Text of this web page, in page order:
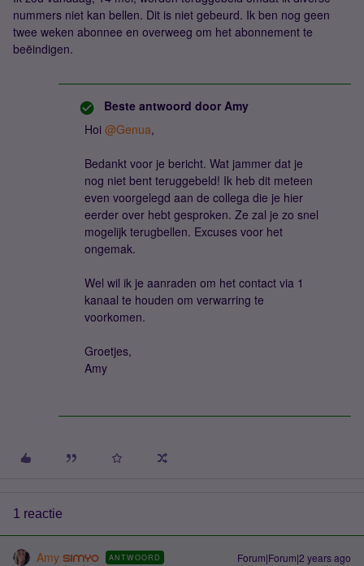
nummers niet kan bellen. Dit is niet gebeurd. Ik ben nog geen
twee weken abonnee en overweeg om het abonnement te
beëindigen.
Beste antwoord door Amy
Hoi @Genua,
Bedankt voor je bericht. Wat jammer dat je
nog niet bent teruggebeld! Ik heb dit meteen
even voorgelegd aan de collega die je hier
eerder over hebt gesproken. Ze zal je zo snel
mogelijk terugbellen. Excuses voor het
ongemak.
Wel wil ik je aanraden om het contact via 1
kanaal te houden om verwarring te
voorkomen.
Groetjes,
Amy
1 reactie
Amy ANTWOORD Forum|Forum|2 years ago